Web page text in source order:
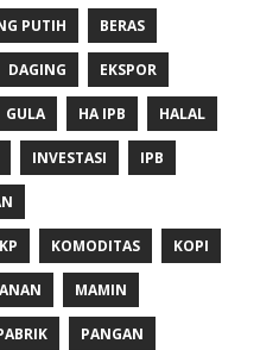
PUTIH BERAS
DAGING EKSPOR
GULA HA IPB HALAL
INVESTASI IPB
KOMODITAS KOPI
MAMIN
PANGAN